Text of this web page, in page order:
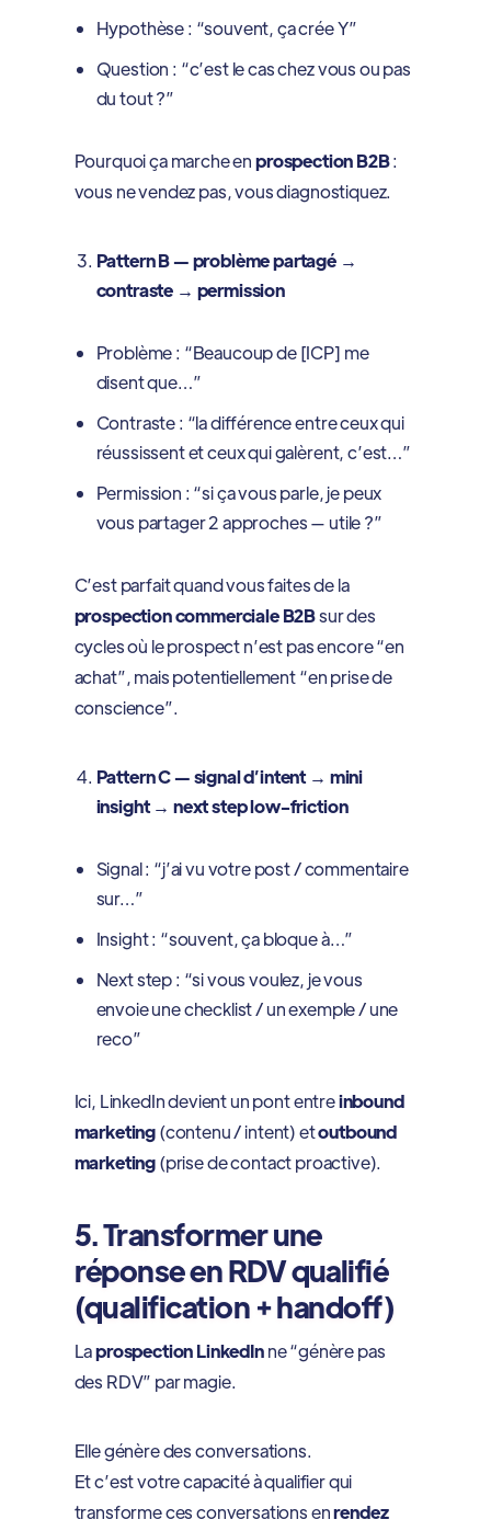
Hypothèse : “souvent, ça crée Y”
Question : “c’est le cas chez vous ou pas
du tout ?”
Pourquoi ça marche enprospection B2B:
vous ne vendez pas, vous diagnostiquez.
Pattern B — problème partagé →
contraste → permission
Problème : “Beaucoup de [ICP] me
disent que…”
Contraste : “la différence entre ceux qui
réussissent et ceux qui galèrent, c’est…”
Permission : “si ça vous parle, je peux
vous partager 2 approches — utile ?”
C’est parfait quand vous faites de la
prospection commerciale B2Bsur des
cycles où le prospect n’est pas encore “en
achat”, mais potentiellement “en prise de
conscience”.
Pattern C — signal d’intent → mini
insight → next step low-friction
Signal : “j’ai vu votre post / commentaire
sur…”
Insight : “souvent, ça bloque à…”
Next step : “si vous voulez, je vous
envoie une checklist / un exemple / une
reco”
Ici, LinkedIn devient un pont entreinbound
marketing(contenu / intent) etoutbound
marketing(prise de contact proactive).
5. Transformer une
réponse en RDV qualifié
(qualification + handoff)
Laprospection LinkedInne “génère pas
des RDV” par magie.
Elle génère des conversations.
Et c’est votre capacité à qualifier qui
transforme ces conversations enrendez